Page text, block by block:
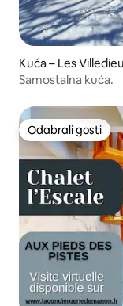
Kuća – Les Villedieu
Samostalna kuća.
Odabrali gosti
Odabrali gosti